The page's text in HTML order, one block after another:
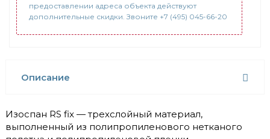
предоставлении адреса объекта действуют
дополнительные скидки. Звоните +7 (495) 045-66-20
Описание
Изоспан RS fix — трехслойный материал,
выполненный из полипропиленового нетканого